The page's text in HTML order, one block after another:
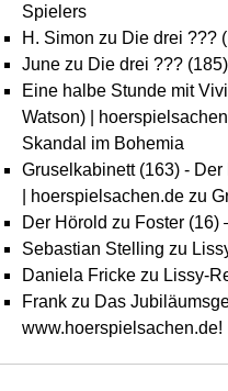
Spielers
H. Simon zu Die drei ???
June zu Die drei ???
Eine halbe Stunde mit
Watson) |
Skandal im Bohemia
Gruselkabinett (163) -
| hoerspielsachen.de zu
Der Hörold zu Foster (16)
Sebastian Stelling zu
Daniela Fricke zu Lissy-
Frank zu Das
www.hoerspielsachen.de!